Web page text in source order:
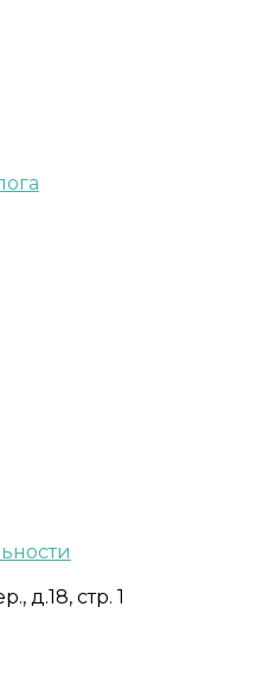
д.18, стр. 1